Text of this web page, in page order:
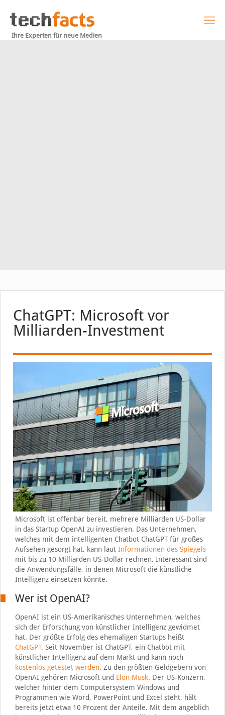
Ihre Experten für neue Medien
ChatGPT: Microsoft vor
Milliarden-Investment
Microsoft ist offenbar bereit, mehrere Milliarden US-Dollar
in das Startup OpenAI zu investieren. Das Unternehmen,
welches mit dem intelligenten Chatbot ChatGPT für großes
Aufsehen gesorgt hat, kann laut Informationen des Spiegels
mit bis zu 10 Milliarden US-Dollar rechnen. Interessant sind
die Anwendungsfälle, in denen Microsoft die künstliche
Intelligenz einsetzen könnte.
Wer ist OpenAI?
OpenAI ist ein US-Amerikanisches Unternehmen, welches
sich der Erforschung von künstlicher Intelligenz gewidmet
hat. Der größte Erfolg des ehemaligen Startups heißt
ChatGPT. Seit November ist ChatGPT, ein Chatbot mit
künstlicher Intelligenz auf dem Markt und kann noch
kostenlos getestet werden. Zu den größten Geldgebern von
OpenAI gehören Microsoft und Elon Musk. Der US-Konzern,
welcher hinter dem Computersystem Windows und
Programmen wie Word, PowerPoint und Excel steht, hält
bereits jetzt etwa 10 Prozent der Anteile. Mit dem angeblich